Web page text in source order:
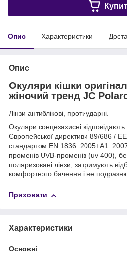
Опис Характеристики
Опис
Окуляри кішки
жіночий тренд JC
Лінзи антиблікові, протиударні.
Окуляри сонцезахисні
Європейської директиви 89/686 / ЕЕС
стандартом EN 1836: 2005+А1:
променів UVB-променів (uv 400),
поляризовані лінзи, затримують
комфортного бачення і не
Приховати
Характеристики
Основні